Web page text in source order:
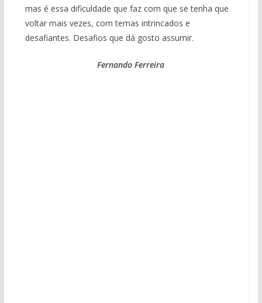
mas é essa dificuldade que faz com que se tenha que
voltar mais vezes, com temas intrincados e
desafiantes. Desafios que dá gosto assumir.
Fernando Ferreira